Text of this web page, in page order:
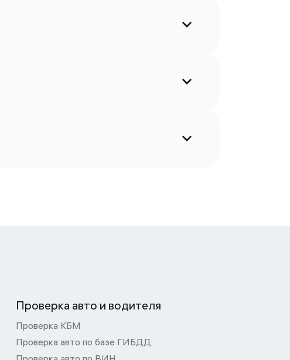
Проверка авто и водителя
Проверка КБМ
Проверка авто по базе ГИБДД